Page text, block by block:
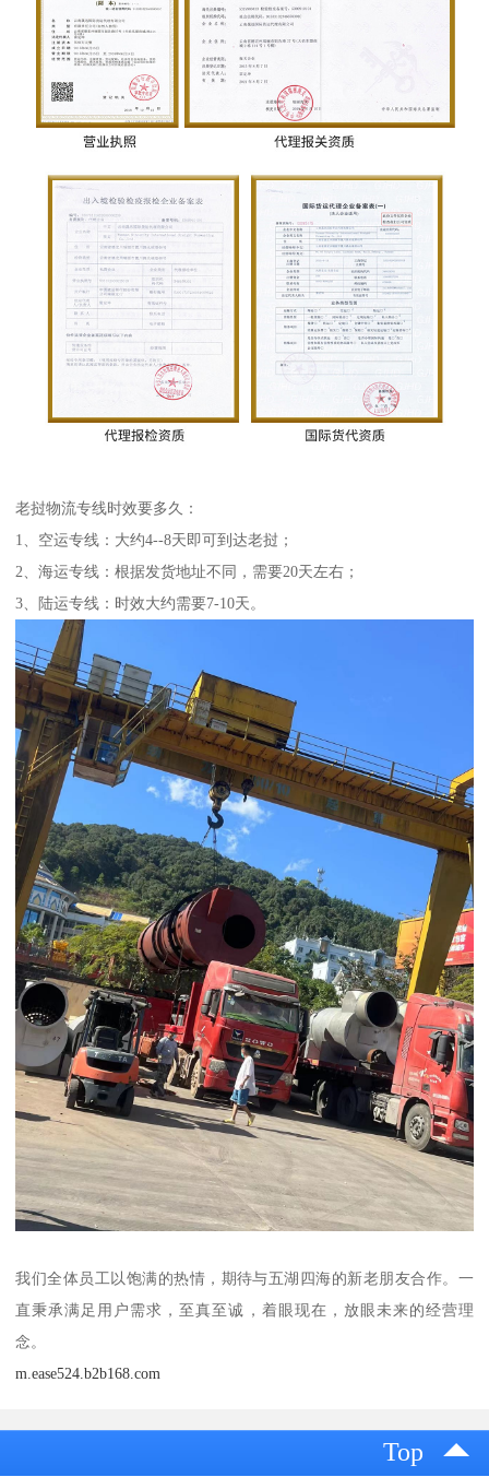
老挝物流专线时效要多久：
1、空运专线：大约4--8天即可到达老挝；
2、海运专线：根据发货地址不同，需要20天左右；
3、陆运专线：时效大约需要7-10天。
我们全体员工以饱满的热情，期待与五湖四海的新老朋友合作。一
直秉承满足用户需求，至真至诚，着眼现在，放眼未来的经营理
念。
m.ease524.b2b168.com
Top